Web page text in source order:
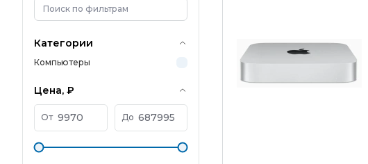
Категории
Компьютеры
Цена, ₽
От До